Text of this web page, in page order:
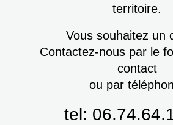
territoire.
Vous souhaitez un
Contactez-nous par le
contact
ou par
tel: